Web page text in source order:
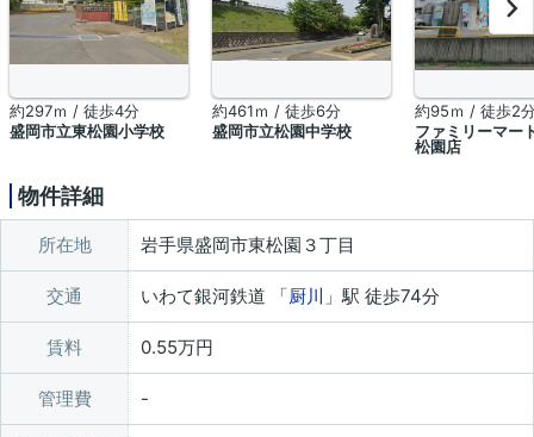
約297ｍ / 徒歩4分
盛岡市立東松園小学校
約461ｍ / 徒歩6分
盛岡市立松園中学校
約95ｍ / 徒歩2
ファミリーマー
松園店
物件詳細
所在地 岩手県盛岡市東松園３丁目
交通 いわて銀河鉄道 「厨川 」駅 徒歩74分
賃料 0.55万円
管理費